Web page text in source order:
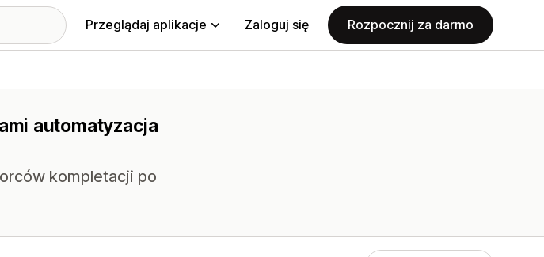
Przeglądaj aplikacje Zaloguj się Rozpocznij za darmo
automatyzacja
kompletacji po